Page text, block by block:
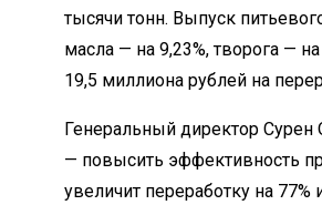
тысячи тонн. Выпуск
масла — на 9,23%, творога —
19,5 миллиона рублей на
Генеральный директор Сурен
— повысить эффективность
увеличит переработку на